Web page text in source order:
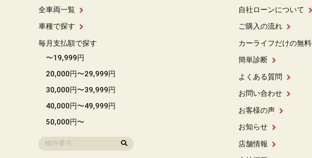
全車両一覧
車種で探す
毎月支払額で探す
〜19,999円
20,000円〜29,999円
30,000円〜39,999円
40,000円〜49,999円
50,000円〜
自社ローンについて
ご購入の流れ
カーライフだけの無
簡単診断
よくある質問
お問い合わせ
お客様の声
お知らせ
店舗情報